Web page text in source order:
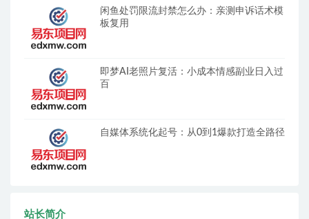
闲鱼处罚限流封禁怎么办：亲测申诉话术模
板复用
即梦AI老照片复活：小成本情感副业日入过
百
自媒体系统化起号：从0到1爆款打造全路径
站长简介